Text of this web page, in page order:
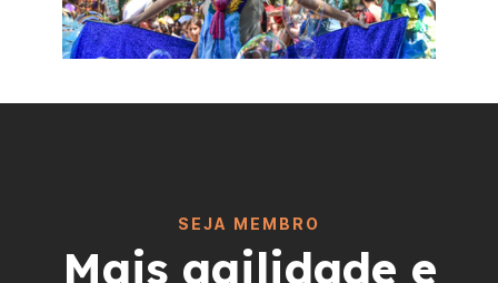
SEJA MEMBRO
Mais agilidade e